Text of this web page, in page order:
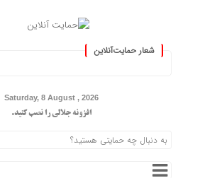
شعار حمایت‌آنلاین
«
Saturday, 8 August , 2026
افزونه جلالی را نصب کنید.